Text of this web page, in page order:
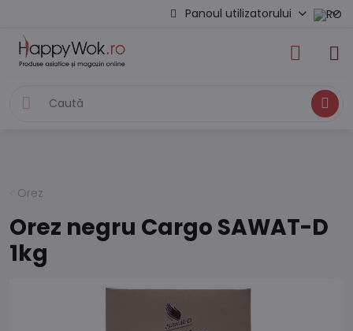
Panoul utilizatorului
Caută
Orez
Orez negru Cargo SAWAT-D
1kg